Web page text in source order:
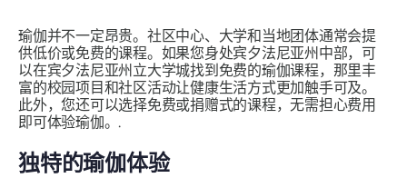
瑜伽并不一定昂贵。社区中心、大学和当地团体通常会提
供低价或免费的课程。如果您身处宾夕法尼亚州中部，可
以在宾夕法尼亚州立大学城找到免费的瑜伽课程，那里丰
富的校园项目和社区活动让健康生活方式更加触手可及。
此外，您还可以选择免费或捐赠式的课程，无需担心费用
即可体验瑜伽。.
独特的瑜伽体验